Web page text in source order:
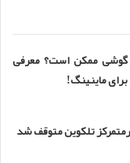
گوشی ممکن است؟ معرفی
ماینینگ!
تلکوین متوقف شد